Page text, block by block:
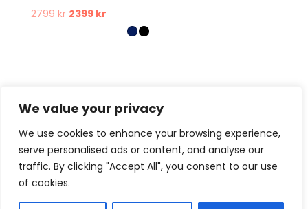
We value your privacy
We use cookies to enhance your browsing experience,
serve personalised ads or content, and analyse our
traffic. By clicking "Accept All", you consent to our use
of cookies.
2799kr Det
2399 krDet
nuvarande
Kontakt Om oss
Köpvillkor
Retur – Reklamation
GDPR & Cookies